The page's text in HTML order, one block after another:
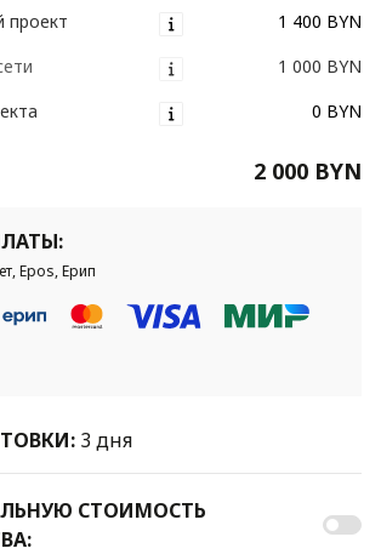
проект
1 400 BYN
1 000 BYN
0 BYN
2 000 BYN
Epos, Ерип
3 дня
СТОИМОСТЬ